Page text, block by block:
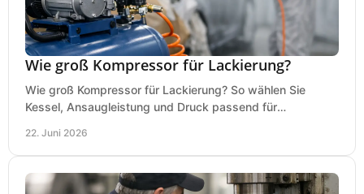
Wie groß Kompressor für Lackierung?
Wie groß Kompressor für Lackierung? So wählen Sie
Kessel, Ansaugleistung und Druck passend für
22. Juni 2026